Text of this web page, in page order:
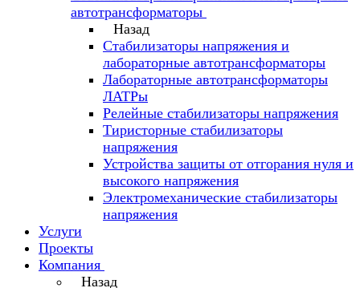
автотрансформаторы
Назад
Стабилизаторы напряжения и
лабораторные автотрансформаторы
Лабораторные автотрансформаторы
ЛАТРы
Релейные стабилизаторы напряжения
Тиристорные стабилизаторы
напряжения
Устройства защиты от отгорания нуля и
высокого напряжения
Электромеханические стабилизаторы
напряжения
Услуги
Проекты
Компания
Назад